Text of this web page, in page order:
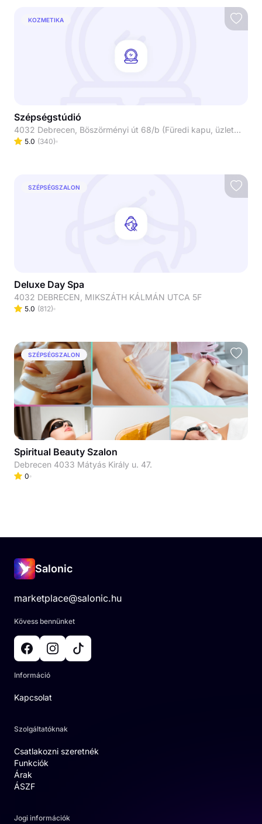
KOZMETIKA
Szépségstúdió
4032 Debrecen, Böszörményi út 68/b (Füredi kapu, üzletsor/ Lana ruházat mellett balra)
5.0 (340)
SZÉPSÉGSZALON
Deluxe Day Spa
4032 DEBRECEN, MIKSZÁTH KÁLMÁN UTCA 5F
5.0 (812)
SZÉPSÉGSZALON
Spiritual Beauty Szalon
Debrecen 4033 Mátyás Király u. 47.
0
Salonic
marketplace@salonic.hu
Kövess bennünket
Információ
Kapcsolat
Szolgáltatóknak
Csatlakozni szeretnék
Funkciók
Árak
ÁSZF
Jogi információk